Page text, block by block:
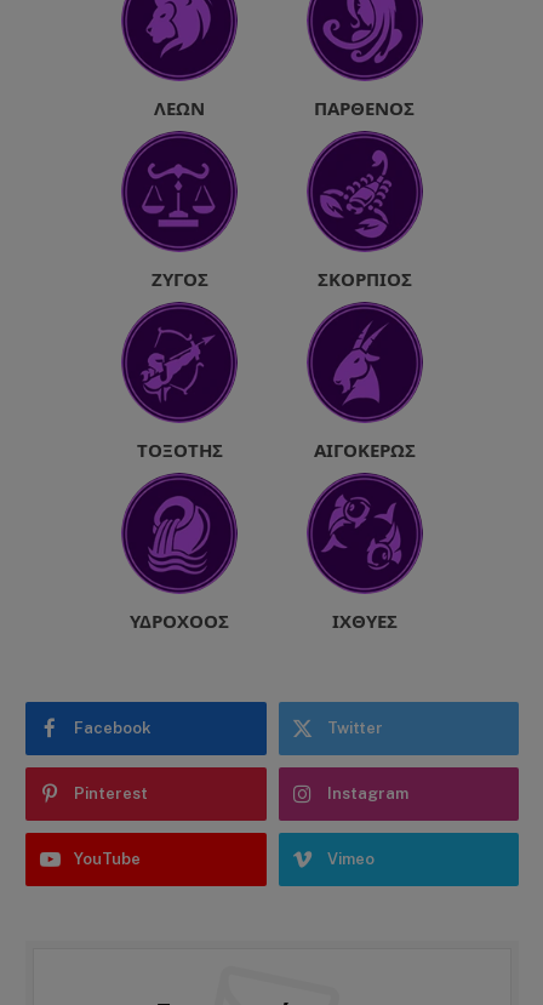
ΛΈΩΝ ΠΑΡΘΈΝΟΣ
ΖΥΓΌΣ ΣΚΟΡΠΙΌΣ
ΤΟΞΌΤΗΣ ΑΙΓΌΚΕΡΩΣ
ΥΔΡΟΧΌΟΣ ΙΧΘΎΕΣ
Facebook Twitter
Pinterest Instagram
YouTube Vimeo